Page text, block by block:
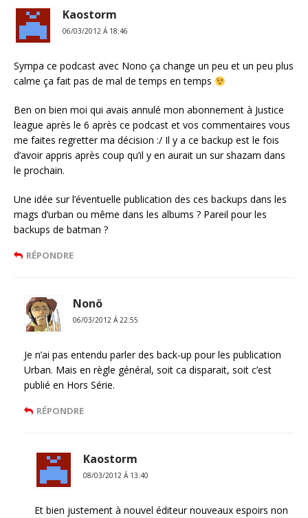
Kaostorm
06/03/2012 Á 18:46
Sympa ce podcast avec Nono ça change un peu et un peu plus
calme ça fait pas de mal de temps en temps
Ben on bien moi qui avais annulé mon abonnement à Justice
league après le 6 après ce podcast et vos commentaires vous
me faites regretter ma décision :/ Il y a ce backup est le fois
d’avoir appris après coup qu’il y en aurait un sur shazam dans
le prochain.
Une idée sur l’éventuelle publication des ces backups dans les
mags d’urban ou même dans les albums ? Pareil pour les
backups de batman ?
RÉPONDRE
Nonö
06/03/2012 Á 22:55
Je n’ai pas entendu parler des back-up pour les publication
Urban. Mais en règle général, soit ca disparait, soit c’est
publié en Hors Série.
RÉPONDRE
Kaostorm
08/03/2012 Á 13:40
Et bien justement à nouvel éditeur nouveaux espoirs non